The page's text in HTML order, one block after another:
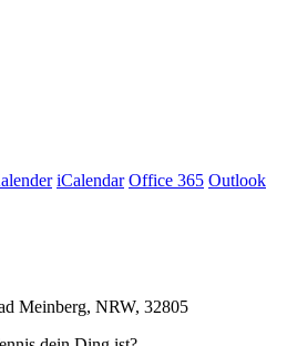
iCalendar Office 365 Outlook
Meinberg, NRW, 32805